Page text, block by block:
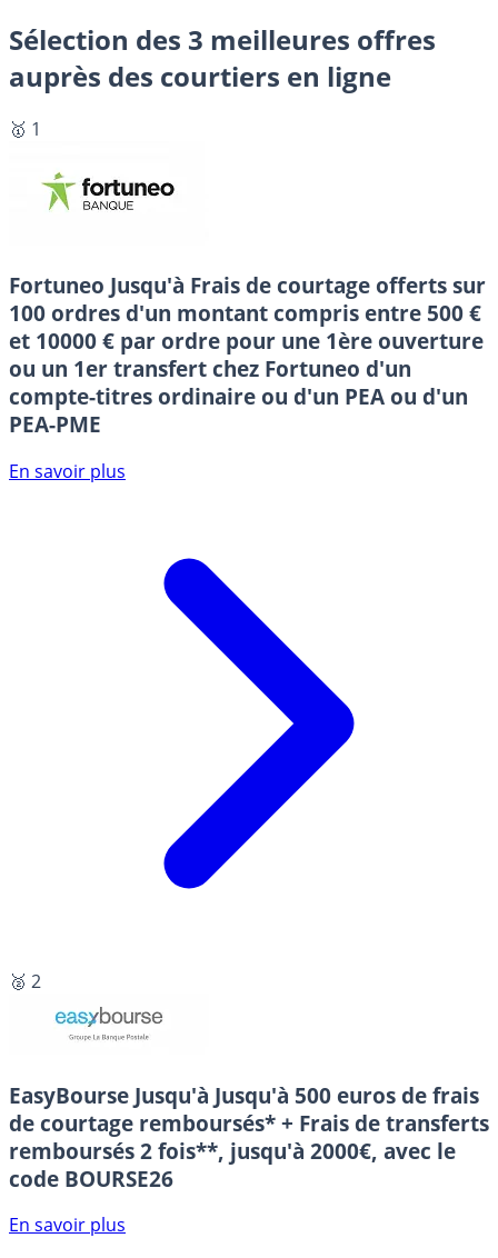
Sélection des 3 meilleures offres
auprès des courtiers en ligne
🥇 1
Fortuneo Jusqu'à Frais de courtage offerts sur
100 ordres d'un montant compris entre 500 €
et 10000 € par ordre pour une 1ère ouverture
ou un 1er transfert chez Fortuneo d'un
compte-titres ordinaire ou d'un PEA ou d'un
PEA-PME
En savoir plus
🥈 2
EasyBourse Jusqu'à Jusqu'à 500 euros de frais
de courtage remboursés* + Frais de transferts
remboursés 2 fois**, jusqu'à 2000€, avec le
code BOURSE26
En savoir plus